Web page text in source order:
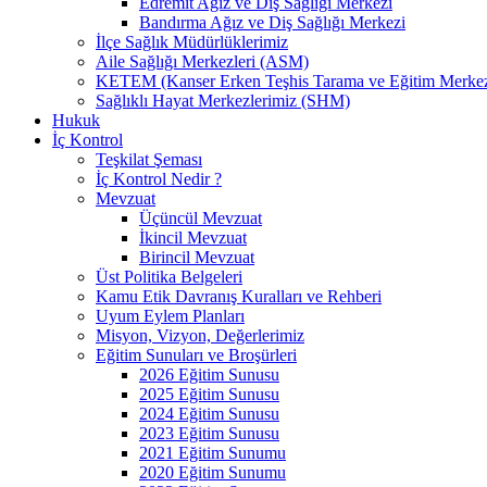
Bandırma Ağız ve Diş Sağlığı Merkezi
İlçe Sağlık Müdürlüklerimiz
Aile Sağlığı Merkezleri (ASM)
KETEM (Kanser Erken Teşhis Tarama ve Eğitim
Sağlıklı Hayat Merkezlerimiz (SHM)
Hukuk
İç Kontrol
Teşkilat Şeması
İç Kontrol Nedir ?
Mevzuat
Üçüncül Mevzuat
İkincil Mevzuat
Birincil Mevzuat
Üst Politika Belgeleri
Kamu Etik Davranış Kuralları ve Rehberi
Uyum Eylem Planları
Misyon, Vizyon, Değerlerimiz
Eğitim Sunuları ve Broşürleri
2026 Eğitim Sunusu
2025 Eğitim Sunusu
2024 Eğitim Sunusu
2023 Eğitim Sunusu
2021 Eğitim Sunumu
2020 Eğitim Sunumu